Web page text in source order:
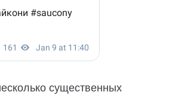
существенных